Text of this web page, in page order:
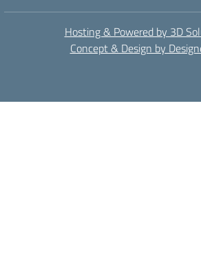
Hosting & Powered by 3D
Concept & Design by